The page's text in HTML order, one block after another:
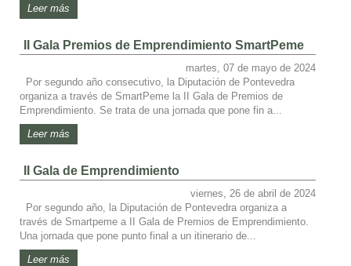
Leer más
II Gala Premios de Emprendimiento SmartPeme
martes, 07 de mayo de 2024
Por segundo año consecutivo, la Diputación de Pontevedra
organiza a través de SmartPeme la II Gala de Premios de
Emprendimiento. Se trata de una jornada que pone fin a...
Leer más
II Gala de Emprendimiento
viernes, 26 de abril de 2024
Por segundo año, la Diputación de Pontevedra organiza a
través de Smartpeme a II Gala de Premios de Emprendimiento.
Una jornada que pone punto final a un itinerario de...
Leer más